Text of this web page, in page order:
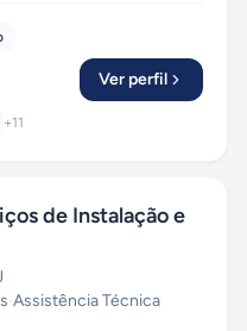
+11
Ver perfil
de Instalação e
·Assistência Técnica